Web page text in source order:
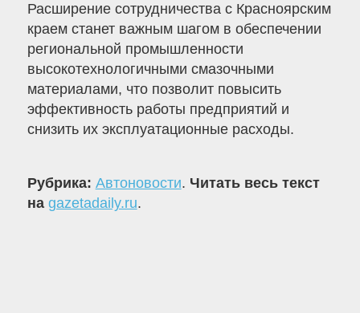
Расширение сотрудничества с Красноярским
краем станет важным шагом в обеспечении
региональной промышленности
высокотехнологичными смазочными
материалами, что позволит повысить
эффективность работы предприятий и
снизить их эксплуатационные расходы.
Рубрика: Автоновости. Читать весь текст
на gazetadaily.ru.